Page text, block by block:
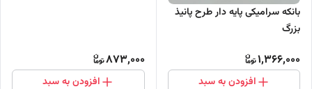
بانکه سرامیکی پایه دار طرح پانیذ
بزرگ
1,366,000
افزودن به سبد
873,000
افزودن به سبد